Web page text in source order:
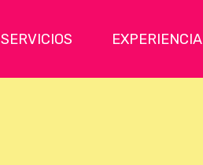
SERVICIOS EXPERIENCIA